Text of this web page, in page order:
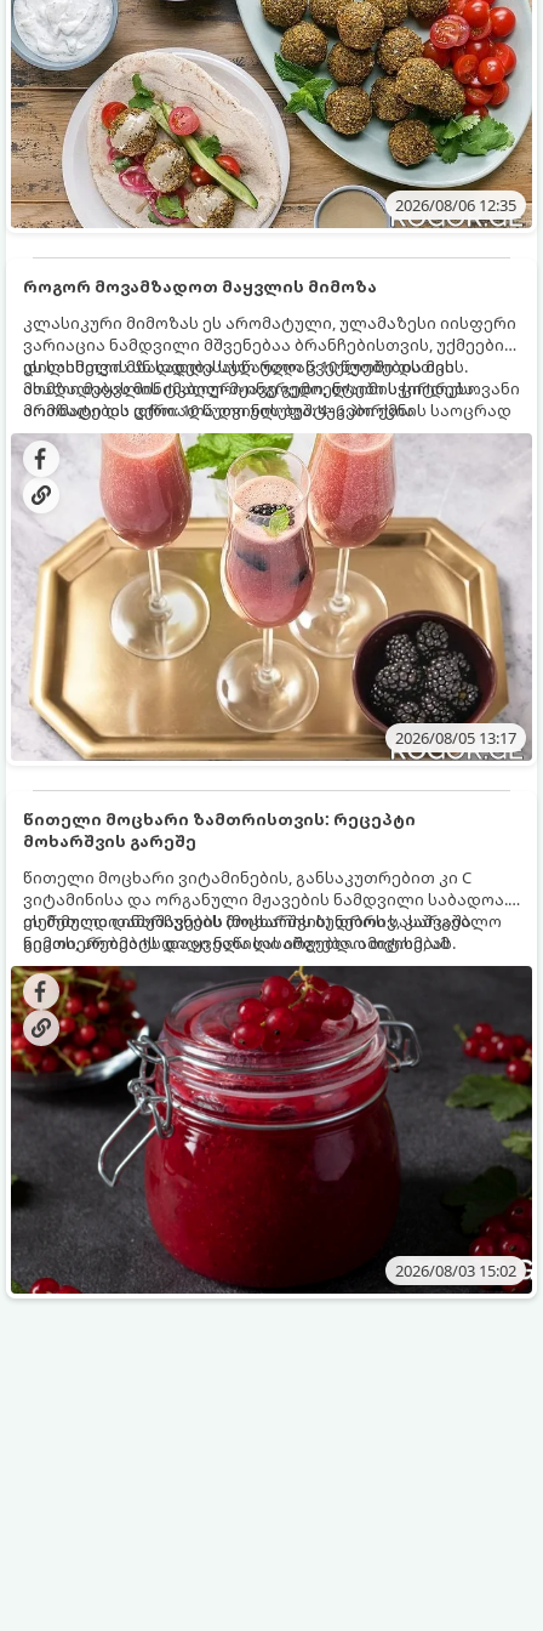
2026/08/06 12:35
როგორ მოვამზადოთ მაყვლის მიმოზა
კლასიკური მიმოზას ეს არომატული, ულამაზესი იისფერი
ვარიაცია ნამდვილი მშვენებაა ბრანჩებისთვის, უქმეების
დილისთვის ან სადღესასწაულო წვეულებებისთვის.
ახალი მაყვლის ტკბილ-მჟავე გემო, ლაიმის ციტრუსოვანი
არომატი და ცქრიალა ღვინის ბუშტუკები ქმნის საოცრად
დახვეწილ და მაგრილებელ კოქტეილს.
ეს სასმელი მზადდება სულ რაღაც 10 წუთში და მის
მომზადებას მინიმალური ინგრედიენტები სჭირდება.
მომზადების დრო: 10 წუთი ულუფა: 4–6 პორცია
2026/08/05 13:17
წითელი მოცხარი ზამთრისთვის: რეცეპტი
მოხარშვის გარეშე
წითელი მოცხარი ვიტამინების, განსაკუთრებით კი C
ვიტამინისა და ორგანული მჟავების ნამდვილი საბადოა.
თერმული დამუშავების (მოხარშვის) დროს სასარგებლო
ნივთიერებების დიდი ნაწილი იშლება. ამიტომ, ამ
კენკრის ზამთრისთვის შესანახად საუკეთესო გზა
„ცოცხალი ჯემის“ მომზადებაა - მოხარშვის გარეშე.
ეს მეთოდი ინარჩუნებს მოცხარის ბუნებრივ, კაშკაშა
გემოს, არომატს და ყველა სასარგებლო თვისებას.
2026/08/03 15:02